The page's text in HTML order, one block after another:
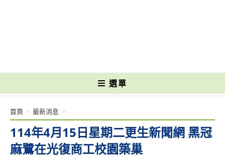
選單
114年4月15日星期二更生新聞網 黑冠
麻鷺在光復商工校園築巢
首頁 > 最新消息 >